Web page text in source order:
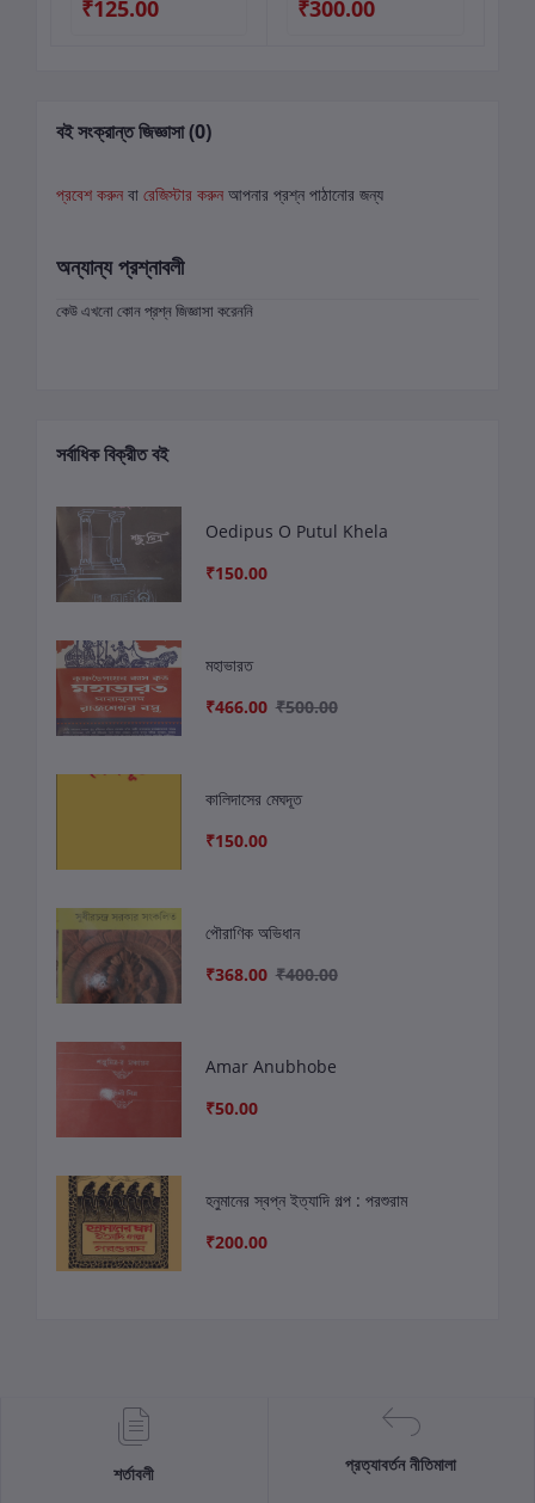
₹125.00 ₹300.00
বই সংক্রান্ত জিজ্ঞাসা (0)
প্রবেশ করুন বা রেজিস্টার করুন আপনার প্রশ্ন পাঠানোর জন্য
অন্যান্য প্রশ্নাবলী
কেউ এখনো কোন প্রশ্ন জিজ্ঞাসা করেননি
সর্বাধিক বিক্রীত বই
Oedipus O Putul Khela
₹150.00
মহাভারত
₹466.00 ₹500.00
কালিদাসের মেঘদূত
₹150.00
পৌরাণিক অভিধান
₹368.00 ₹400.00
Amar Anubhobe
₹50.00
হনুমানের স্বপ্ন ইত্যাদি গল্প : পরশুরাম
₹200.00
শর্তাবলী প্রত্যাবর্তন নীতিমালা